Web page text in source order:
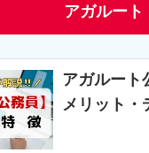
アガルート
アガルート
メリット・